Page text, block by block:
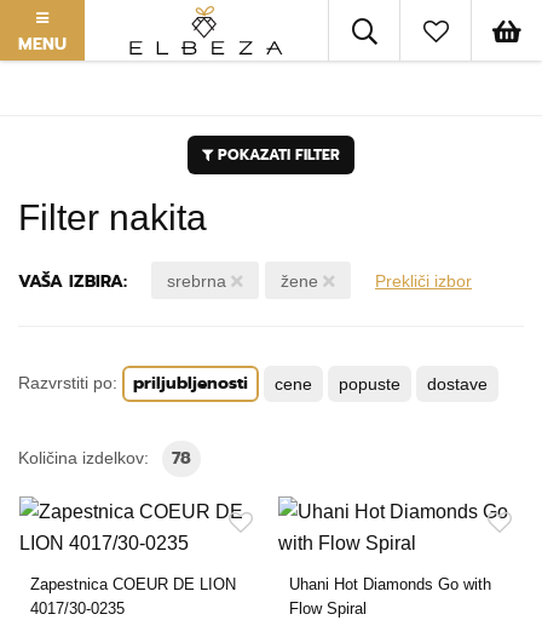
MENU
POKAZATI FILTER
Filter nakita
VAŠA IZBIRA: srebrna žene Prekliči izbor
Razvrstiti po: priljubljenosti cene popuste dostave
Količina izdelkov: 78
Zapestnica COEUR DE LION
4017/30-0235
Uhani Hot Diamonds Go with
Flow Spiral